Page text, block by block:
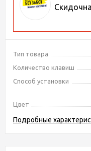
Тип товара
Количество клавиш
Способ установки
Цвет
Подробные